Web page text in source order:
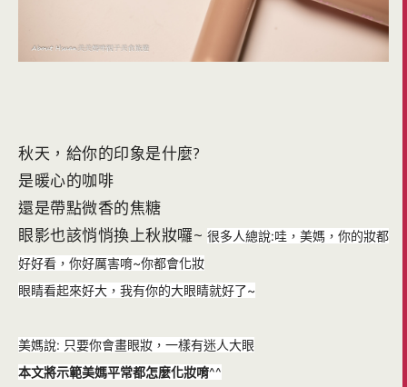
秋天，給你的印象是什麼?
是暖心的咖啡
還是帶點微香的焦糖
眼影也該悄悄換上秋妝囉~ 很多人總說:哇，美媽， 你的妝都
好好看，你好厲害唷~你都會化妝
眼睛看起來好大， 我有你的大眼睛就好了~
美媽說: 只要你會畫眼妝，一樣有迷人大眼
本文將示範美媽平常都怎麼化妝唷^^